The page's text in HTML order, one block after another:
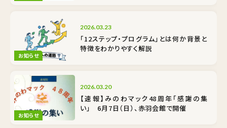
お知らせ
2026.03.23
「12ステップ・プログラム」とは何か――背景と
特徴をわかりやすく解説
お知らせ
2026.03.20
【速報】みのわマック48周年「感謝の集
い」 6月7日（日）、赤羽会館で開催